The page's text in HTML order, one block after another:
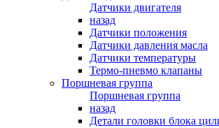
Датчики двигателя
назад
Датчики положения
Датчики давления масла
Датчики температуры
Термо-пневмо клапаны
Поршневая группа
Поршневая группа
назад
Детали головки блока